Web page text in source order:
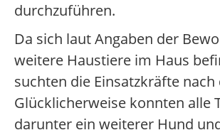
durchzuführen.
Da sich laut Angaben der
weitere Haustiere im Haus
suchten die Einsatzkräfte nach
Glücklicherweise konnten alle
darunter ein weiterer Hund